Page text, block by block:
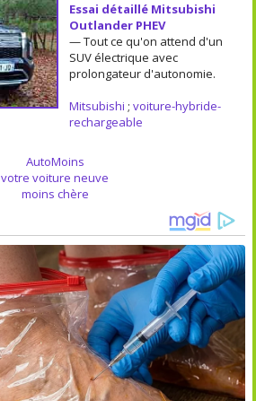
Essai détaillé Mitsubishi
Outlander PHEV
— Tout ce qu'on attend d'un
SUV électrique avec
prolongateur d'autonomie.
Mitsubishi ; voiture-hybride-
rechargeable
AutoMoins
votre voiture neuve
moins chère